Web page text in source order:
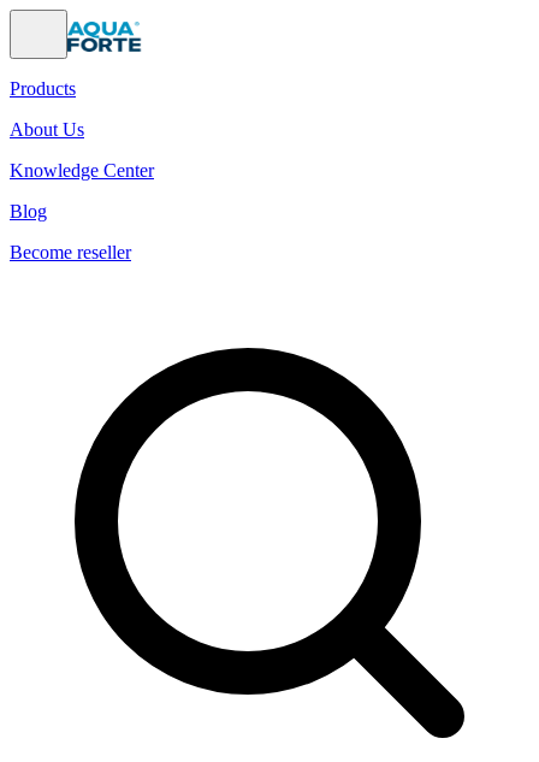
Products
About Us
Knowledge Center
Blog
Become reseller